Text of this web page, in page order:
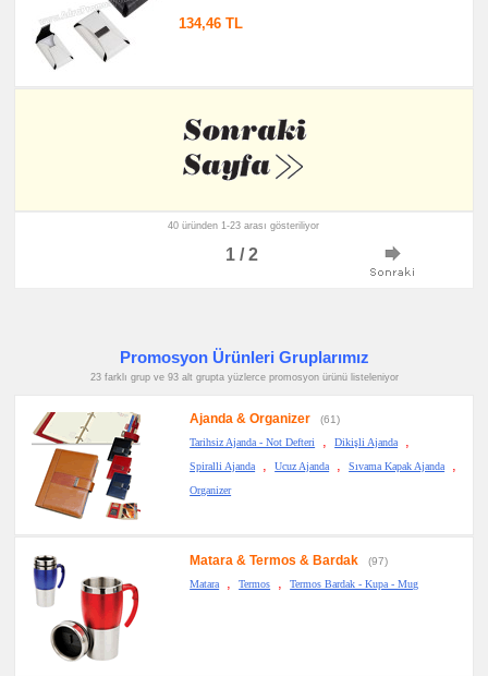
134,46 TL
40 üründen 1-23 arası gösteriliyor
1 / 2
Promosyon Ürünleri Gruplarımız
23 farklı grup ve 93 alt grupta yüzlerce promosyon ürünü listeleniyor
Ajanda & Organizer
(61)
Tarihsiz Ajanda - Not Defteri
Dikişli Ajanda
Spiralli Ajanda Ucuz Ajanda Sıvama Kapak Ajanda
Organizer
Matara & Termos & Bardak
(97)
Matara
Termos Termos Bardak - Kupa - Mug